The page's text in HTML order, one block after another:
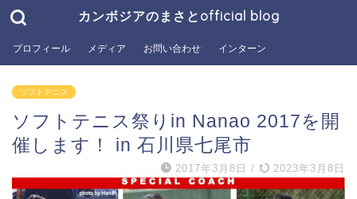
カンボジアのまさとofficial blog
プロフィール メディア お問い合わせ インターン
ソフトテニス
ソフトテニス祭りin Nanao 2017を開
催します！ in 石川県七尾市
2017年3月8日 / 2023年3月8日